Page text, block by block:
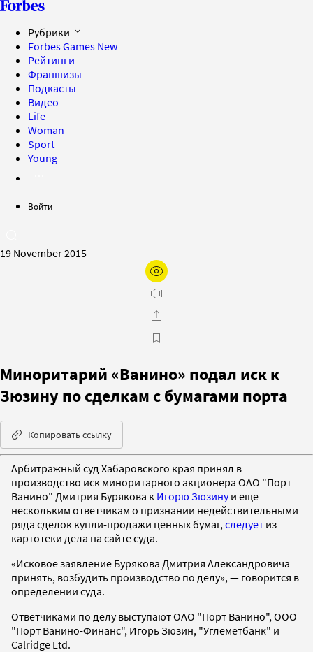
Рубрики
Forbes Games New
Рейтинги
Франшизы
Подкасты
Видео
Life
Woman
Sport
Young
Войти
19 November 2015
Миноритарий «Ванино» подал иск к
Зюзину по сделкам с бумагами порта
Копировать ссылку
Арбитражный суд Хабаровского края принял в
производство иск миноритарного акционера ОАО "Порт
Ванино" Дмитрия Бурякова к Игорю Зюзинуи еще
нескольким ответчикам о признании недействительными
ряда сделок купли-продажи ценных бумаг, следует из
картотеки дела на сайте суда.
«Исковое заявление Бурякова Дмитрия Александровича
принять, возбудить производство по делу», — говорится в
определении суда.
Ответчиками по делу выступают ОАО "Порт Ванино", ООО
"Порт Ванино-Финанс", Игорь Зюзин, "Углеметбанк" и
Calridge Ltd.